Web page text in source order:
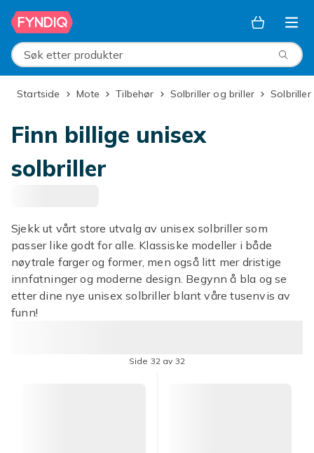
Hopp til hovedinnhold
Søk etter produkter
Startside Mote Tilbehør Solbriller og briller Solbriller
Finn billige unisex
solbriller
Sjekk ut vårt store utvalg av unisex solbriller som
passer like godt for alle. Klassiske modeller i både
nøytrale farger og former, men også litt mer dristige
innfatninger og moderne design. Begynn å bla og se
etter dine nye unisex solbriller blant våre tusenvis av
funn!
Side 32 av 32